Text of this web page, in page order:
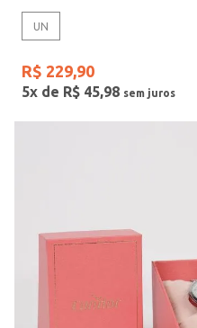
Modelo de Pulseira
UN
R$ 229,90
5x de R$ 45,98